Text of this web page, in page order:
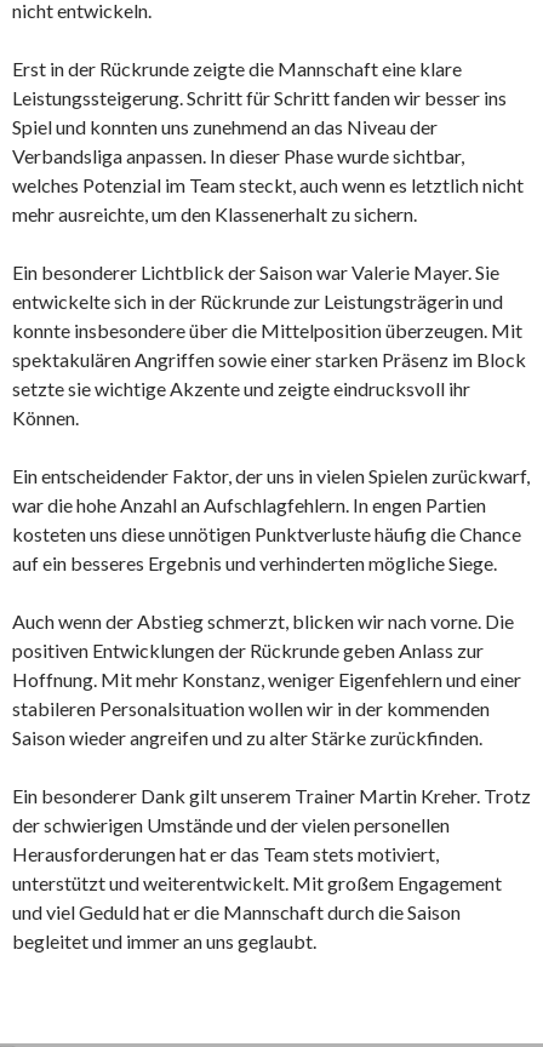
nicht entwickeln.
Erst in der Rückrunde zeigte die Mannschaft eine klare
Leistungssteigerung. Schritt für Schritt fanden wir besser ins
Spiel und konnten uns zunehmend an das Niveau der
Verbandsliga anpassen. In dieser Phase wurde sichtbar,
welches Potenzial im Team steckt, auch wenn es letztlich nicht
mehr ausreichte, um den Klassenerhalt zu sichern.
Ein besonderer Lichtblick der Saison war Valerie Mayer. Sie
entwickelte sich in der Rückrunde zur Leistungsträgerin und
konnte insbesondere über die Mittelposition überzeugen. Mit
spektakulären Angriffen sowie einer starken Präsenz im Block
setzte sie wichtige Akzente und zeigte eindrucksvoll ihr
Können.
Ein entscheidender Faktor, der uns in vielen Spielen zurückwarf,
war die hohe Anzahl an Aufschlagfehlern. In engen Partien
kosteten uns diese unnötigen Punktverluste häufig die Chance
auf ein besseres Ergebnis und verhinderten mögliche Siege.
Auch wenn der Abstieg schmerzt, blicken wir nach vorne. Die
positiven Entwicklungen der Rückrunde geben Anlass zur
Hoffnung. Mit mehr Konstanz, weniger Eigenfehlern und einer
stabileren Personalsituation wollen wir in der kommenden
Saison wieder angreifen und zu alter Stärke zurückfinden.
Ein besonderer Dank gilt unserem Trainer Martin Kreher. Trotz
der schwierigen Umstände und der vielen personellen
Herausforderungen hat er das Team stets motiviert,
unterstützt und weiterentwickelt. Mit großem Engagement
und viel Geduld hat er die Mannschaft durch die Saison
begleitet und immer an uns geglaubt.